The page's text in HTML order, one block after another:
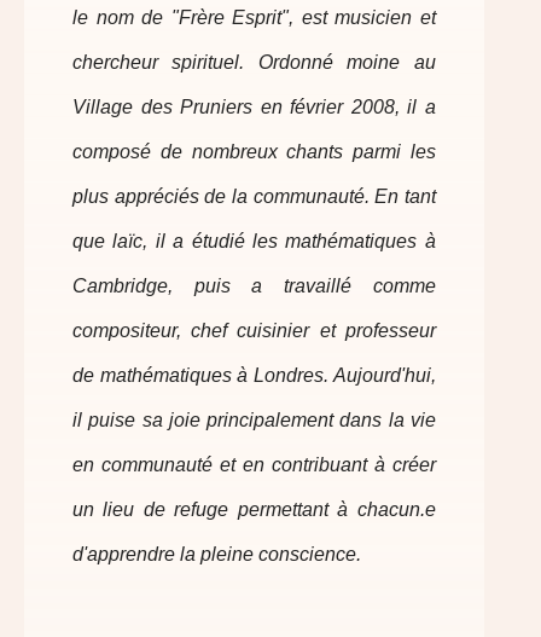
le nom de "Frère Esprit", est musicien et
chercheur spirituel. Ordonné moine au
Village des Pruniers en février 2008, il a
composé de nombreux chants parmi les
plus appréciés de la communauté. En tant
que laïc, il a étudié les mathématiques à
Cambridge, puis a travaillé comme
compositeur, chef cuisinier et professeur
de mathématiques à Londres. Aujourd'hui,
il puise sa joie principalement dans la vie
en communauté et en contribuant à créer
un lieu de refuge permettant à chacun.e
d'apprendre la pleine conscience.